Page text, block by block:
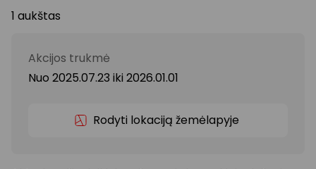
1 aukštas
Akcijos trukmė
Nuo 2025.07.23 iki 2026.01.01
Rodyti lokaciją žemėlapyje